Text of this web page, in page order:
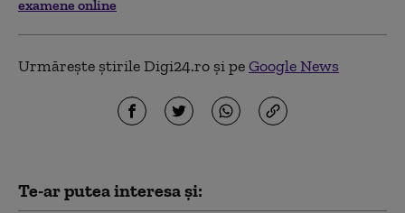
examene online
Urmărește știrile Digi24.ro și peGoogle News
Te-ar putea interesa și: